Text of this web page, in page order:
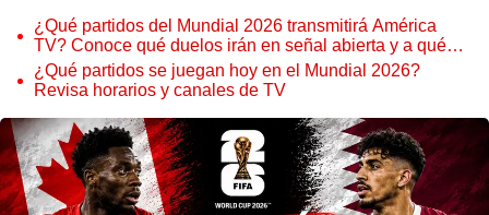
¿Qué partidos del Mundial 2026 transmitirá América
TV? Conoce qué duelos irán en señal abierta y a qué
hora verlos
¿Qué partidos se juegan hoy en el Mundial 2026?
Revisa horarios y canales de TV